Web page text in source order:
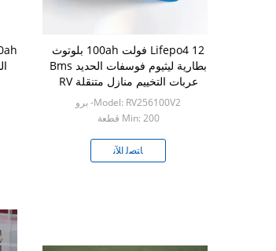
Lifepo4 12 فولت 100ah بلوتوث
بطارية ليثيوم فوسفات الحديد Bms
عربات التخييم منازل متنقلة RV
البحرية
Model: RV256100V2- برو
Min: 200 قطعة
ﺎﺘﺼﻟ ﺍﻶﻧ